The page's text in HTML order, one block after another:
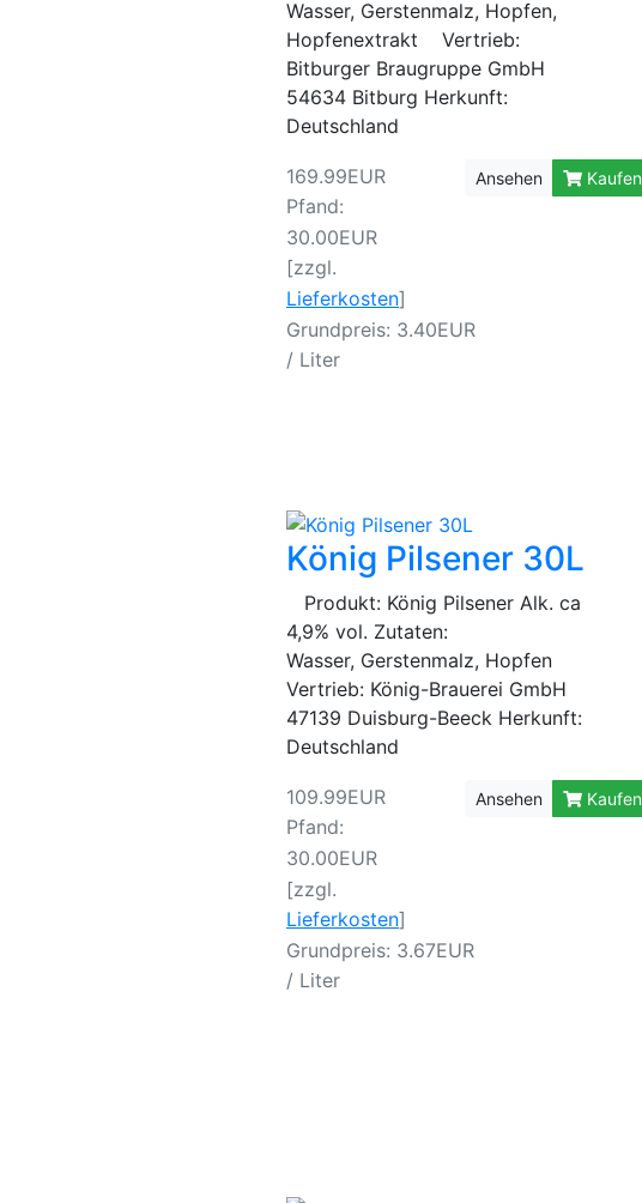
Wasser, Gerstenmalz, Hopfen,
Hopfenextrakt Vertrieb:
Bitburger Braugruppe GmbH
54634 Bitburg Herkunft:
Deutschland
169.99EUR
Pfand:
30.00EUR
[zzgl.
Lieferkosten]
Grundpreis: 3.40EUR
/ Liter
Ansehen Kaufen
König Pilsener 30L
Produkt: König Pilsener Alk. ca
4,9% vol. Zutaten:
Wasser, Gerstenmalz, Hopfen
Vertrieb: König-Brauerei GmbH
47139 Duisburg-Beeck Herkunft:
Deutschland
109.99EUR
Pfand:
30.00EUR
[zzgl.
Lieferkosten]
Grundpreis: 3.67EUR
/ Liter
Ansehen Kaufen